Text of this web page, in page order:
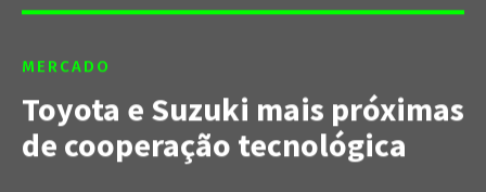
MERCADO
Toyota e Suzuki mais próximas
de cooperação tecnológica